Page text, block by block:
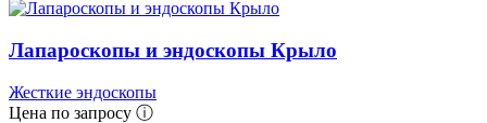
Лапароскопы и эндоскопы Крыло
Жесткие эндоскопы
Цена по запросу ⓘ